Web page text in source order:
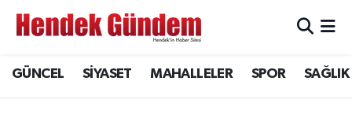
GÜNCEL SİYASET MAHALLELER SPOR SAĞLIK
Sakarya Hava Durumu